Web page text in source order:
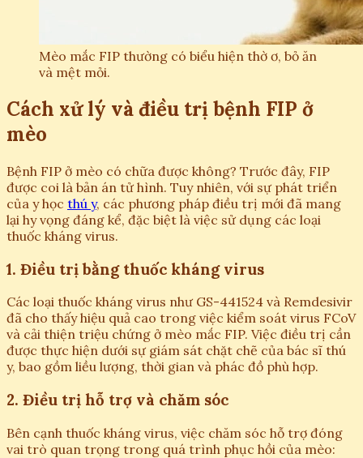
Mèo mắc FIP thường có biểu hiện thờ ơ, bỏ ăn
và mệt mỏi.
Cách xử lý và điều trị bệnh FIP ở
mèo
Bệnh FIP ở mèo có chữa được không? Trước đây, FIP
được coi là bản án tử hình. Tuy nhiên, với sự phát triển
của y học thú y, các phương pháp điều trị mới đã mang
lại hy vọng đáng kể, đặc biệt là việc sử dụng các loại
thuốc kháng virus.
1. Điều trị bằng thuốc kháng virus
Các loại thuốc kháng virus như GS-441524 và Remdesivir
đã cho thấy hiệu quả cao trong việc kiểm soát virus FCoV
và cải thiện triệu chứng ở mèo mắc FIP. Việc điều trị cần
được thực hiện dưới sự giám sát chặt chẽ của bác sĩ thú
y, bao gồm liều lượng, thời gian và phác đồ phù hợp.
2. Điều trị hỗ trợ và chăm sóc
Bên cạnh thuốc kháng virus, việc chăm sóc hỗ trợ đóng
vai trò quan trọng trong quá trình phục hồi của mèo: